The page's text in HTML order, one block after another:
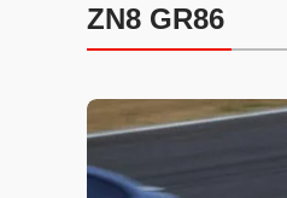
ZN8 GR86